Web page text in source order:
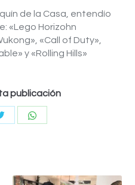
de la Casa, entendío
«Lego Horizohn
«Call of Duty»,
y «Rolling Hills»
publicación
Compartir